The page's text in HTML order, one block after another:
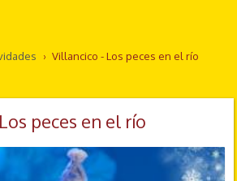
› Villancico - Los peces en el río
peces en el río